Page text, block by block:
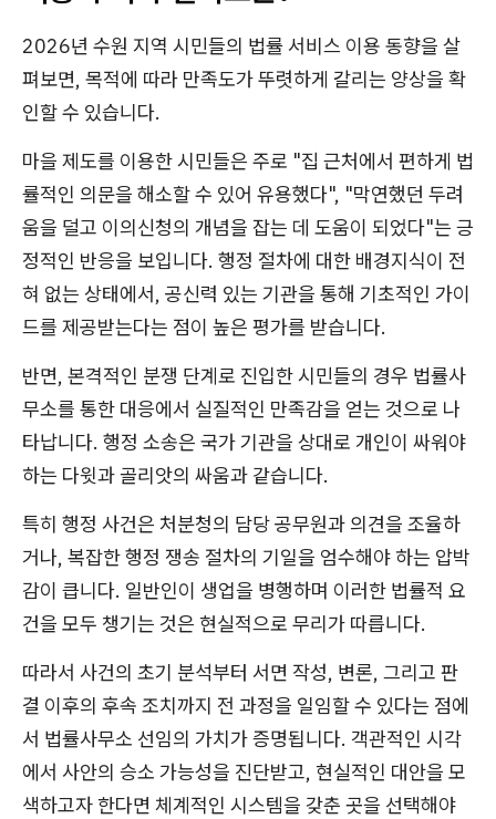
2026년 수원 지역 시민들의 법률 서비스 이용 동향을 살
펴보면, 목적에 따라 만족도가 뚜렷하게 갈리는 양상을 확
인할 수 있습니다.
마을 제도를 이용한 시민들은 주로 "집 근처에서 편하게 법
률적인 의문을 해소할 수 있어 유용했다", "막연했던 두려
움을 덜고 이의신청의 개념을 잡는 데 도움이 되었다"는 긍
정적인 반응을 보입니다. 행정 절차에 대한 배경지식이 전
혀 없는 상태에서, 공신력 있는 기관을 통해 기초적인 가이
드를 제공받는다는 점이 높은 평가를 받습니다.
반면, 본격적인 분쟁 단계로 진입한 시민들의 경우 법률사
무소를 통한 대응에서 실질적인 만족감을 얻는 것으로 나
타납니다. 행정 소송은 국가 기관을 상대로 개인이 싸워야
하는 다윗과 골리앗의 싸움과 같습니다.
특히 행정 사건은 처분청의 담당 공무원과 의견을 조율하
거나, 복잡한 행정 쟁송 절차의 기일을 엄수해야 하는 압박
감이 큽니다. 일반인이 생업을 병행하며 이러한 법률적 요
건을 모두 챙기는 것은 현실적으로 무리가 따릅니다.
따라서 사건의 초기 분석부터 서면 작성, 변론, 그리고 판
결 이후의 후속 조치까지 전 과정을 일임할 수 있다는 점에
서 법률사무소 선임의 가치가 증명됩니다. 객관적인 시각
에서 사안의 승소 가능성을 진단받고, 현실적인 대안을 모
색하고자 한다면 체계적인 시스템을 갖춘 곳을 선택해야